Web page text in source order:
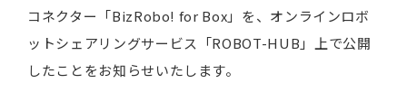
コネクター「BizRobo! for Box」を、オンラインロボ
ットシェアリングサービス「ROBOT-HUB」上で公開
したことをお知らせいたします。